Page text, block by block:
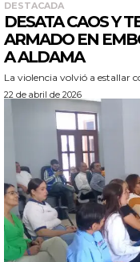
DESTACADA
DESATA CAOS Y
ARMADO EN
A ALDAMA
La violencia volvió a estallar
22 de abril de 2026